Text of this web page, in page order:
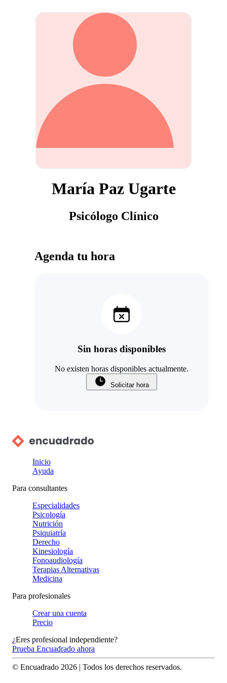
María Paz Ugarte
Psicólogo Clínico
Agenda tu hora
Sin horas disponibles
No existen horas disponibles actualmente.
Solicitar hora
Inicio
Ayuda
Para consultantes
Especialidades
Psicología
Nutrición
Psiquiatría
Derecho
Kinesiología
Fonoaudiología
Terapias Alternativas
Medicina
Para profesionales
Crear una cuenta
Precio
¿Eres profesional independiente?
Prueba Encuadrado ahora
© Encuadrado 2026 | Todos los derechos reservados.